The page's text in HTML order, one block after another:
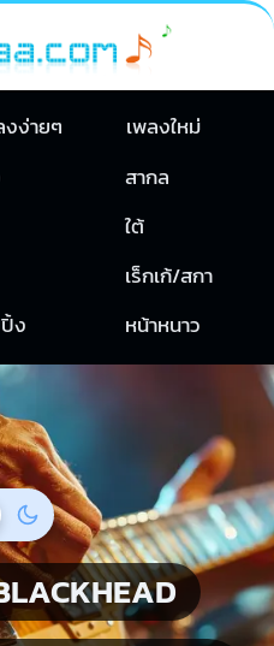
ง่ายๆ
เพลงใหม่
สากล
ใต้
เร็กเก้/สกา
ง หน้าหนาว